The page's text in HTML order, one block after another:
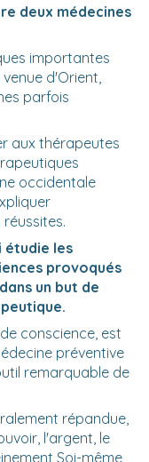
deux médecines
importantes
d'Orient,
parfois
aux thérapeutes
occidentale
étudie les
provoqués
un but de
conscience, est
préventive
remarquable de
répandue,
l'argent, le
Soi-même,